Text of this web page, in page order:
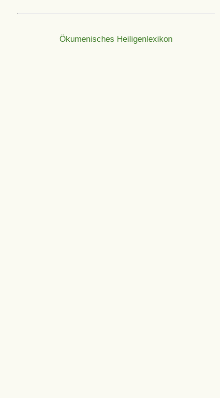
Ökumenisches Heiligenlexikon